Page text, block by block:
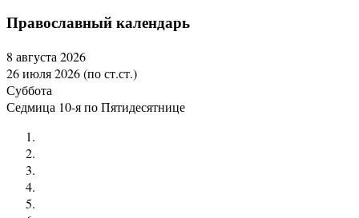
Православный календарь
8 августа 2026
26 июля 2026 (по ст.ст.)
Суббота
Седмица 10-я по Пятидесятнице